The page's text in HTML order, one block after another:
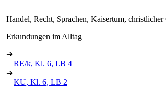
Handel, Recht, Sprachen, Kaisertum,
Erkundungen im Alltag
➔
RE/k, Kl. 6, LB 4
➔
KU, Kl. 6, LB 2